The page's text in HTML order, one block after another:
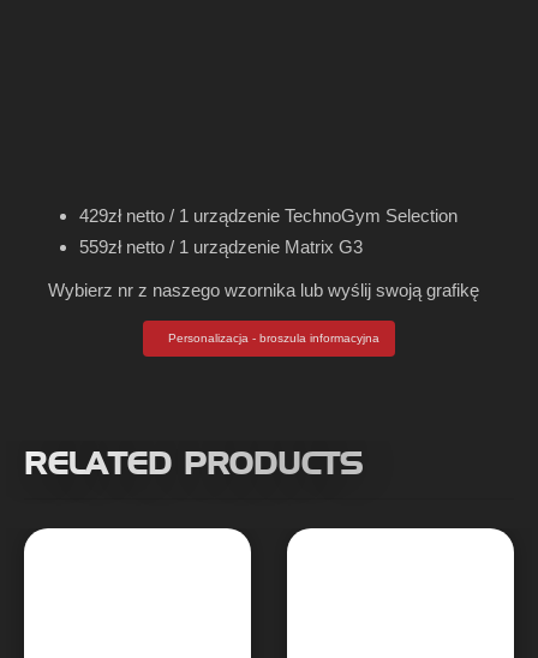
429zł netto / 1 urządzenie TechnoGym Selection
559zł netto / 1 urządzenie Matrix G3
Wybierz nr z naszego wzornika lub wyślij swoją grafikę
Personalizacja - broszula informacyjna
RELATED PRODUCTS